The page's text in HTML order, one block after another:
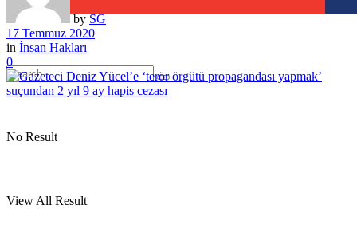
No Result
View All Result
by SG
17 Temmuz 2020
in İnsan Hakları
0